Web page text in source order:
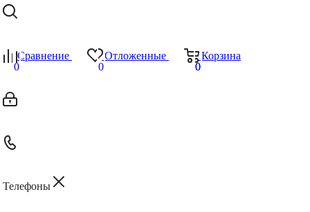
Сравнение
0
Отложенные
0
Корзина
0
0
Телефоны